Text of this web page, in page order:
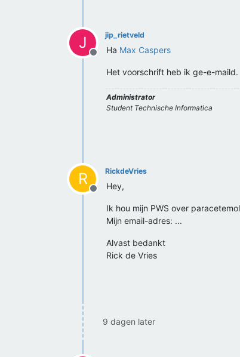
J
Offline
jip_rietveld
Ha Max Caspers
Het voorschrift heb ik ge-e-maild.
Administrator
Student Technische Informatica
R
Offline
RickdeVries
Hey,
Ik hou mijn PWS over
Mijn email-adres: ...
Alvast bedankt
Rick de Vries
9 dagen later